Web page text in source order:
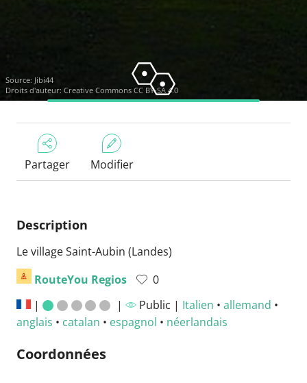
Source: Jibi44
Droits d'auteur: Creative Commons CC BY-SA 4.0
Partager Modifier
Description
Le village Saint-Aubin (Landes)
RouteYou Regios
0
|
| Public | Italien • allemand •
anglais • catalan • espagnol • néerlandais
Coordonnées